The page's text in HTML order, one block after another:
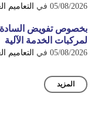
05/08/2026 في التعاميم
بخصوص تفويض السادة
لمركبات الخدمة الآلية
05/08/2026 في التعاميم
المزيد